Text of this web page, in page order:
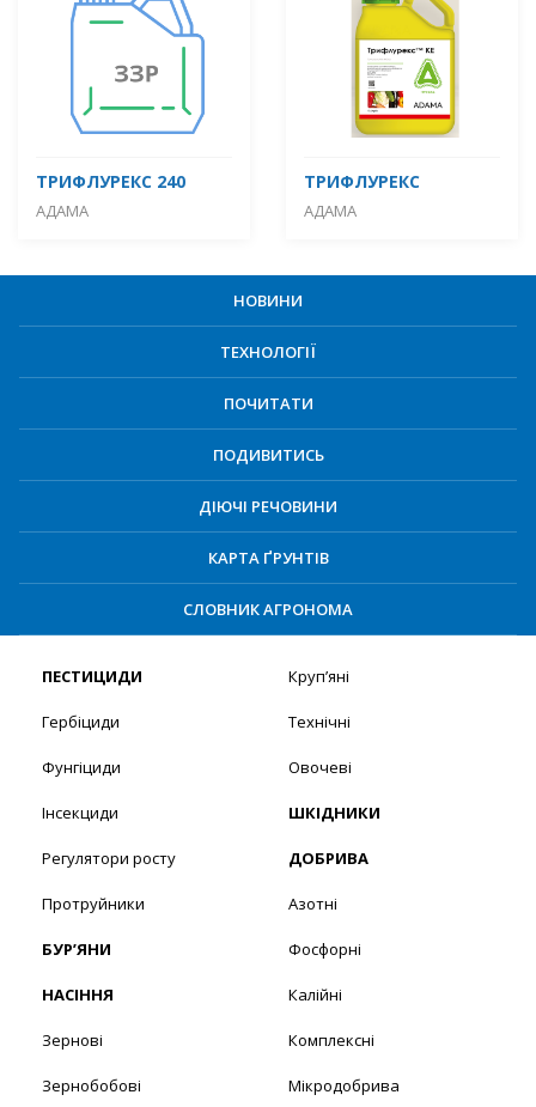
ТРИФЛУРЕКС 240
АДАМА
ТРИФЛУРЕКС
АДАМА
НОВИНИ
ТЕХНОЛОГІЇ
ПОЧИТАТИ
ПОДИВИТИСЬ
ДІЮЧІ РЕЧОВИНИ
КАРТА ҐРУНТІВ
СЛОВНИК АГРОНОМА
ПЕСТИЦИДИ
Гербіциди
Фунгіциди
Інсекциди
Регулятори росту
Протруйники
БУР’ЯНИ
НАСІННЯ
Зернові
Зернобобові
Круп’яні
Технічні
Овочеві
ШКІДНИКИ
ДОБРИВА
Азотні
Фосфорні
Калійні
Комплексні
Мікродобрива